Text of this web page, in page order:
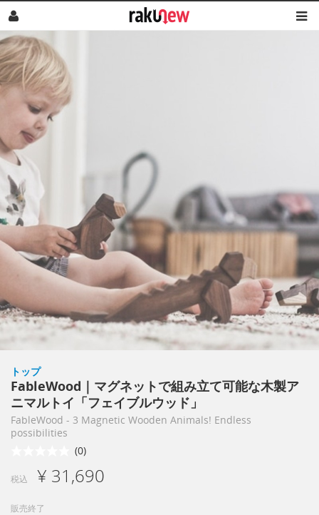
トップ
FableWood｜マグネットで組み立て可能な木製ア
ニマルトイ「フェイブルウッド」
FableWood - 3 Magnetic Wooden Animals! Endless
possibilities
(0)
税込 ¥ 31,690
販売終了